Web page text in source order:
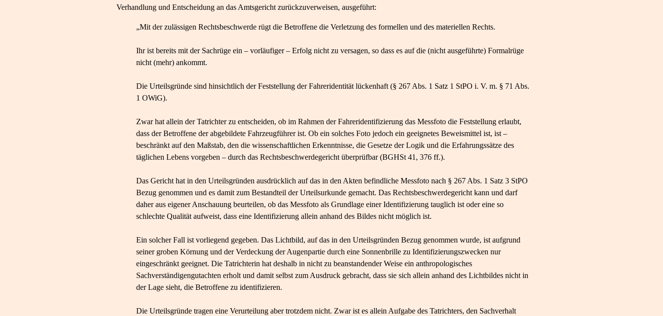
Verhandlung und Entscheidung an das Amtsgericht zurückzuverweisen, ausgeführt:
„Mit der zulässigen Rechtsbeschwerde rügt die Betroffene die Verletzung des formellen und des materiellen Rechts.
Ihr ist bereits mit der Sachrüge ein – vorläufiger – Erfolg nicht zu versagen, so dass es auf die (nicht ausgeführte) Formalrüge
nicht (mehr) ankommt.
Die Urteilsgründe sind hinsichtlich der Feststellung der Fahreridentität lückenhaft (§ 267 Abs. 1 Satz 1 StPO i. V. m. § 71 Abs.
1 OWiG).
Zwar hat allein der Tatrichter zu entscheiden, ob im Rahmen der Fahreridentifizierung das Messfoto die Feststellung erlaubt,
dass der Betroffene der abgebildete Fahrzeugführer ist. Ob ein solches Foto jedoch ein geeignetes Beweismittel ist, ist –
beschränkt auf den Maßstab, den die wissenschaftlichen Erkenntnisse, die Gesetze der Logik und die Erfahrungssätze des
täglichen Lebens vorgeben – durch das Rechtsbeschwerdegericht überprüfbar (BGHSt 41, 376 ff.).
Das Gericht hat in den Urteilsgründen ausdrücklich auf das in den Akten befindliche Messfoto nach § 267 Abs. 1 Satz 3 StPO
Bezug genommen und es damit zum Bestandteil der Urteilsurkunde gemacht. Das Rechtsbeschwerdegericht kann und darf
daher aus eigener Anschauung beurteilen, ob das Messfoto als Grundlage einer Identifizierung tauglich ist oder eine so
schlechte Qualität aufweist, dass eine Identifizierung allein anhand des Bildes nicht möglich ist.
Ein solcher Fall ist vorliegend gegeben. Das Lichtbild, auf das in den Urteilsgründen Bezug genommen wurde, ist aufgrund
seiner groben Körnung und der Verdeckung der Augenpartie durch eine Sonnenbrille zu Identifizierungszwecken nur
eingeschränkt geeignet. Die Tatrichterin hat deshalb in nicht zu beanstandender Weise ein anthropologisches
Sachverständigengutachten erholt und damit selbst zum Ausdruck gebracht, dass sie sich allein anhand des Lichtbildes nicht in
der Lage sieht, die Betroffene zu identifizieren.
Die Urteilsgründe tragen eine Verurteilung aber trotzdem nicht. Zwar ist es allein Aufgabe des Tatrichters, den Sachverhalt